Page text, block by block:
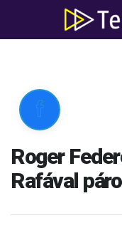

Roger
Rafával